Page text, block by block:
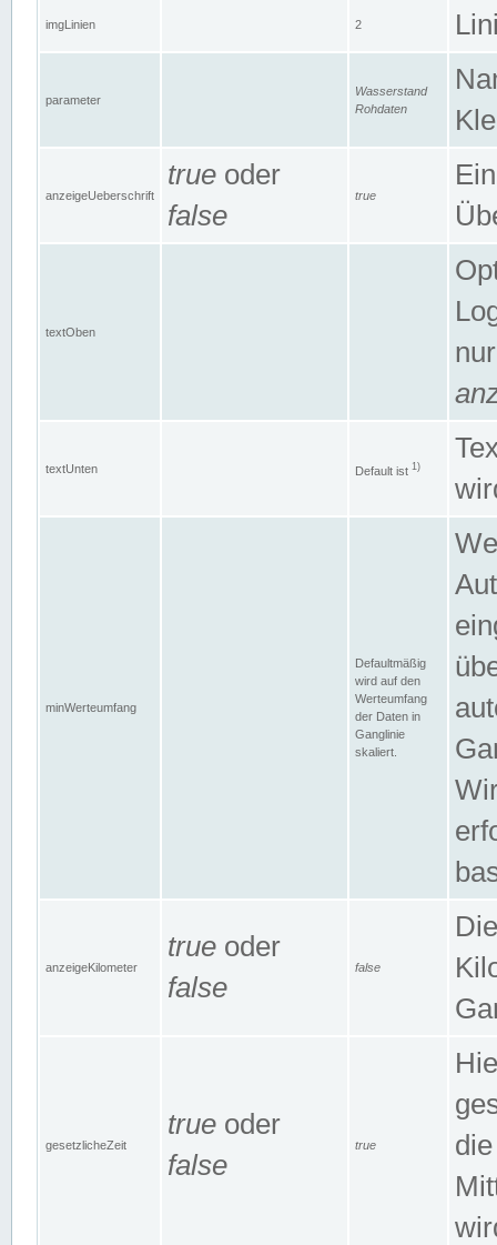
imgLinien 2
parameter
Wasserstand
Rohdaten
anzeigeUeberschrift
true oder
false
true
textOben
textUnten Default ist 1)
minWerteumfang
Defaultmäßig
wird auf den
Werteumfang
der Daten in
Ganglinie
skaliert.
anzeigeKilometer
true oder
false
false
gesetzlicheZeit
true oder
false
true